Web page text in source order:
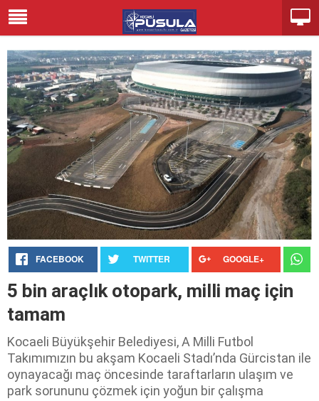
FACEBOOK TWITTER GOOGLE+
5 bin araçlık otopark, milli maç için
tamam
Kocaeli Büyükşehir Belediyesi, A Milli Futbol
Takımımızın bu akşam Kocaeli Stadı’nda Gürcistan ile
oynayacağı maç öncesinde taraftarların ulaşım ve
park sorununu çözmek için yoğun bir çalışma